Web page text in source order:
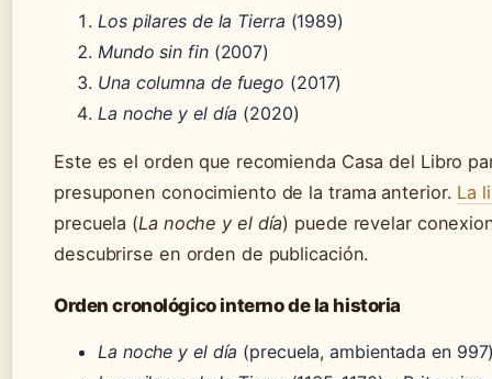
Los pilares de la Tierra (1989)
Mundo sin fin(2007)
Una columna de fuego (2017)
La noche y el día (2020)
Este es el orden que recomienda Casa del Libro
presuponen conocimiento de la trama anterior. La
precuela (La noche y el día) puede revelar
descubrirse en orden de publicación.
Orden cronológico interno de la historia
La noche y el día (precuela, ambientada en